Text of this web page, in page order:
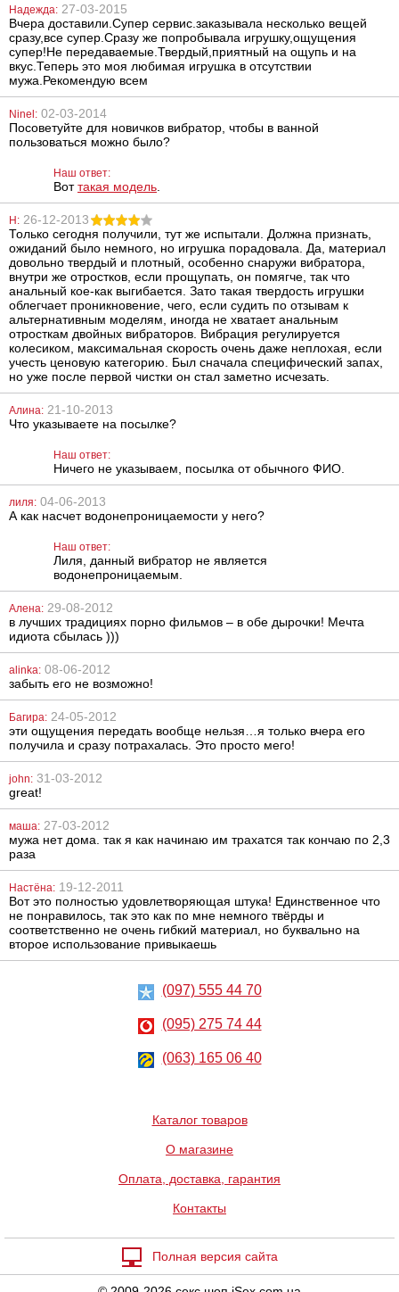
Парфюмированная
вода для
женщин c
феромонами
Izyda Geisha, 50
мл
689 грн
Fetish Fantasy
Couture Cuffs
Латексная
насадка Latex
Penis Sleeve
1547 грн
Анальная
пробка
You2Toys Black
Velvets Small
Plug, 9 см
624 грн
Johnson Booty
Bling Small
1338 грн 2002 грн
Надежда: 27-03-2015
Вчера доставили.Супер сервис.заказывала несколько вещей
сразу,все супер.Сразу же попробывала игрушку,ощущения
супер!Не передаваемые.Твердый,приятный на ощупь и на
вкус.Теперь это моя любимая игрушка в отсутствии
мужа.Рекомендую всем
Ninel: 02-03-2014
Посоветуйте для новичков вибратор, чтобы в ванной
пользоваться можно было?
Наш ответ:
Воттакая модель
Н: 26-12-2013
Только сегодня получили, тут же испытали. Должна признать,
ожиданий было немного, но игрушка порадовала. Да, материал
довольно твердый и плотный, особенно снаружи вибратора,
внутри же отростков, если прощупать, он помягче, так что
анальный кое-как выгибается. Зато такая твердость игрушки
облегчает проникновение, чего, если судить по отзывам к
альтернативным моделям, иногда не хватает анальным
отросткам двойных вибраторов. Вибрация регулируется
колесиком, максимальная скорость очень даже неплохая, если
учесть ценовую категорию. Был сначала специфический запах,
но уже после первой чистки он стал заметно исчезать.
Алина: 21-10-2013
Что указываете на посылке?
Наш ответ:
Ничего не указываем, посылка от обычного ФИО.
лиля: 04-06-2013
А как насчет водонепроницаемости у него?
Наш ответ:
Лиля, данный вибратор не является
водонепроницаемым.
Алена: 29-08-2012
в лучших традициях порно фильмов – в обе дырочки! Мечта
идиота сбылась )))
alinka: 08-06-2012
забыть его не возможно!
Багира: 24-05-2012
эти ощущения передать вообще нельзя…я только вчера его
получила и сразу потрахалась. Это просто мего!
john: 31-03-2012
great!
маша: 27-03-2012
мужа нет дома. так я как начинаю им трахатся так кончаю по 2,3
раза
Настёна: 19-12-2011
Вот это полностью удовлетворяющая штука! Единственное что
не понравилось, так это как по мне немного твёрды и
соответственно не очень гибкий материал, но буквально на
второе использование привыкаешь
(097) 555 44 70
(095) 275 74 44
(063) 165 06 40
Каталог товаров
О магазине
Оплата, доставка, гарантия
Контакты
Полная версия сайта